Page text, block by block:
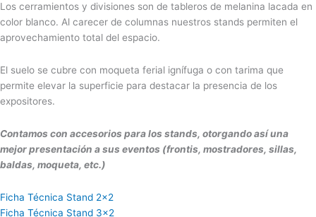
Los cerramientos y divisiones son de tableros de melanina lacada en
color blanco. Al carecer de columnas nuestros stands permiten el
aprovechamiento total del espacio.
El suelo se cubre con moqueta ferial ignífuga o con tarima que
permite elevar la superficie para destacar la presencia de los
expositores.
Contamos con accesorios para los stands, otorgando así una
mejor presentación a sus eventos (frontis, mostradores, sillas,
baldas, moqueta, etc.)
Ficha Técnica Stand 2x2
Ficha Técnica Stand 3x2